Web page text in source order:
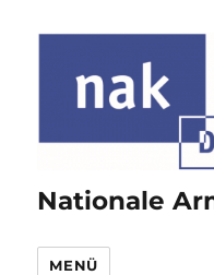
Nationale
MENÜ